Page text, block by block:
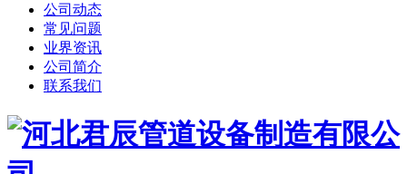
公司动态
常见问题
业界资讯
公司简介
联系我们